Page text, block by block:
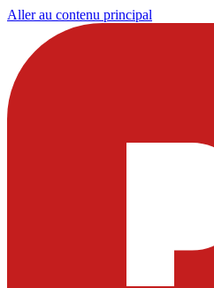
Aller au contenu principal